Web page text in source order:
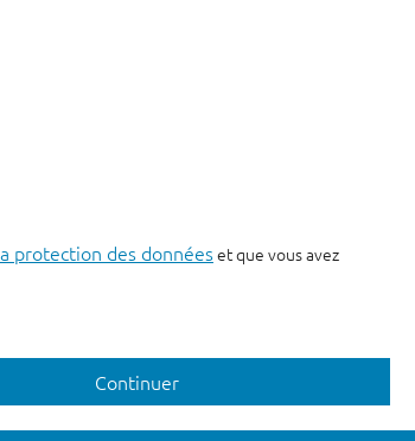
protection des donnéeset que vous avez
Continuer